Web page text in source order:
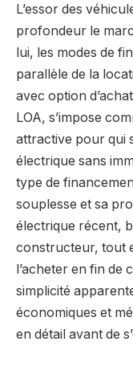
L’essor des
profondeur le
lui, les modes de
parallèle de la
avec option
LOA, s’impose
attractive pour qui
électrique sans
type de
souplesse et sa
électrique récent,
constructeur, tout
l’acheter en fin de
simplicité
économiques et
en détail avant de